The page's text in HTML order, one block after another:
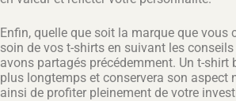
Enfin, quelle que soit la marque que vous
soin de vos t-shirts en suivant les conseils
avons partagés précédemment. Un t-shirt
plus longtemps et conservera son aspect
ainsi de profiter pleinement de votre